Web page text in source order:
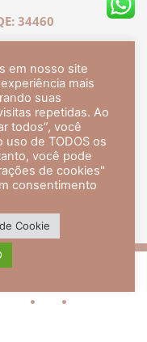
34460
UFRJ.
pela UFRJ, tendo
em 2007.
de Dermatologia,
em nosso site
mais
suas
repetidas. Ao
todos”, você
uso de TODOS os
você pode
de cookies"
consentimento
Cookie